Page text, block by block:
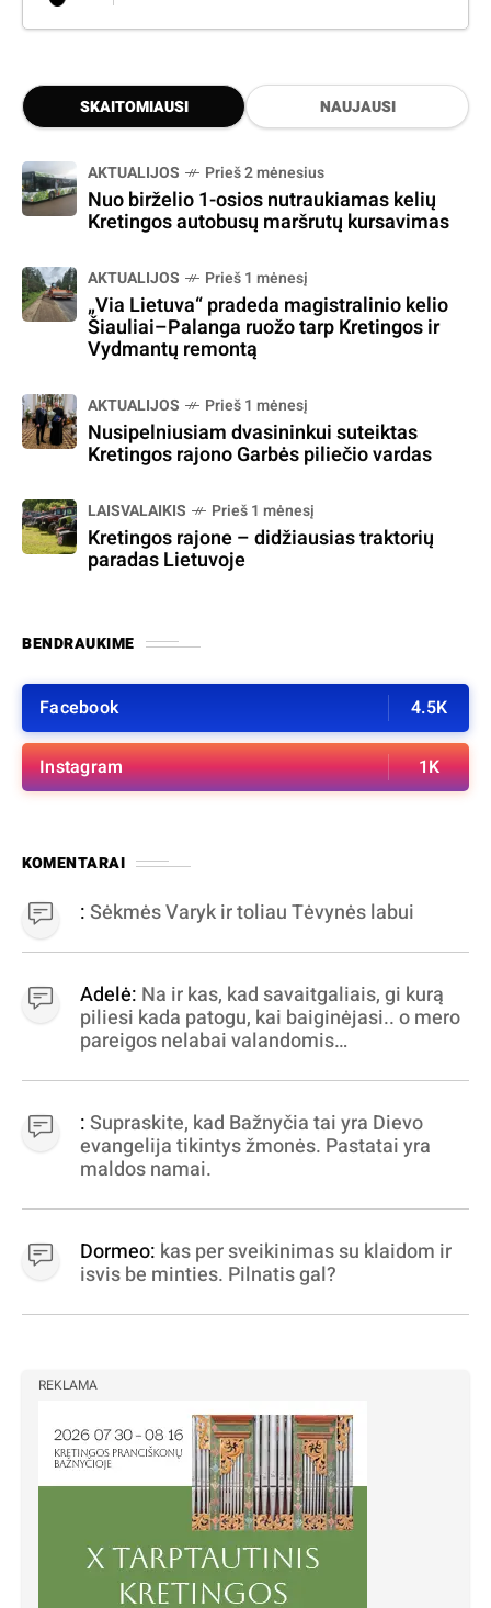
SKAITOMIAUSI NAUJAUSI
AKTUALIJOS Prieš 2 mėnesius
Nuo birželio 1-osios nutraukiamas kelių
Kretingos autobusų maršrutų kursavimas
AKTUALIJOS Prieš 1 mėnesį
„Via Lietuva“ pradeda magistralinio kelio
Šiauliai–Palanga ruožo tarp Kretingos ir
Vydmantų remontą
AKTUALIJOS Prieš 1 mėnesį
Nusipelniusiam dvasininkui suteiktas
Kretingos rajono Garbės piliečio vardas
LAISVALAIKIS Prieš 1 mėnesį
Kretingos rajone – didžiausias traktorių
paradas Lietuvoje
BENDRAUKIME
Facebook 4.5K
Instagram 1K
KOMENTARAI
:Sėkmės Varyk ir toliau Tėvynės labui
Adelė: Na ir kas, kad savaitgaliais, gi kurą
piliesi kada patogu, kai baiginėjasi.. o mero
pareigos nelabai valandomis
virpinimas, ieškokit kur milijonus vagia
dujininkai, elektros aferistai, stadionų
statytojai Vilnuje
:Supraskite, kad Bažnyčia tai yra Dievo
evangelija tikintys žmonės. Pastatai yra
maldos namai.
Dormeo: kas per sveikinimas su klaidom ir
isvis be minties. Pilnatis gal?
REKLAMA